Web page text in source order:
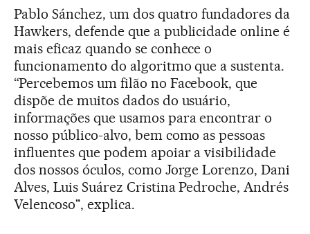
Pablo Sánchez, um dos quatro fundadores da
Hawkers, defende que a publicidade online é
mais eficaz quando se conhece o
funcionamento do algoritmo que a sustenta.
“Percebemos um filão no Facebook, que
dispõe de muitos dados do usuário,
informações que usamos para encontrar o
nosso público-alvo, bem como as pessoas
influentes que podem apoiar a visibilidade
dos nossos óculos, como Jorge Lorenzo, Dani
Alves, Luis Suárez Cristina Pedroche, Andrés
Velencoso", explica.